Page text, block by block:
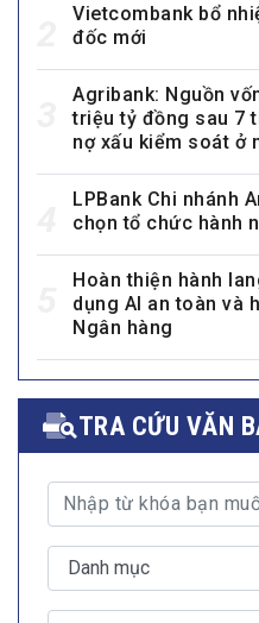
Vietcombank bổ
đốc mới
Agribank: Nguồn
triệu tỷ đồng sau 7
nợ xấu kiểm soát ở
LPBank Chi nhánh
chọn tổ chức hành
Hoàn thiện hành
dụng AI an toàn và
Ngân hàng
TRA CỨU VĂN